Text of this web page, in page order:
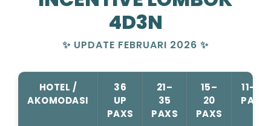
4D3N
✨ UPDATE FEBRUARI 2026 ✨
HOTEL /
AKOMODASI
36
UP
PAXS
21–
35
PAXS
15–
20
PAXS
11–14
PAXS